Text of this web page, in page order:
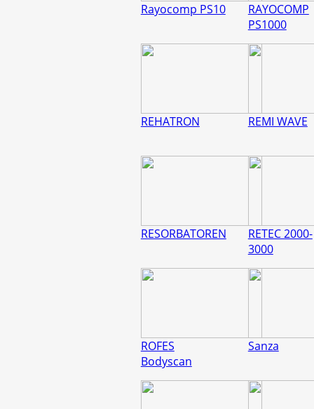
Rayocomp PS10
RAYOCOMP
PS1000
REHATRON REMI WAVE
RESORBATOREN
RETEC 2000-
3000
ROFES
Bodyscan
Sanza